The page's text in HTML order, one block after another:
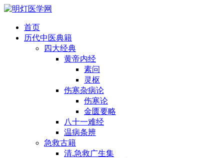
首页
历代中医典籍
四大经典
黄帝内经
素问
灵枢
伤寒杂病论
伤寒论
金匮要略
八十一难经
温病条辨
急救古籍
清.急救广生集